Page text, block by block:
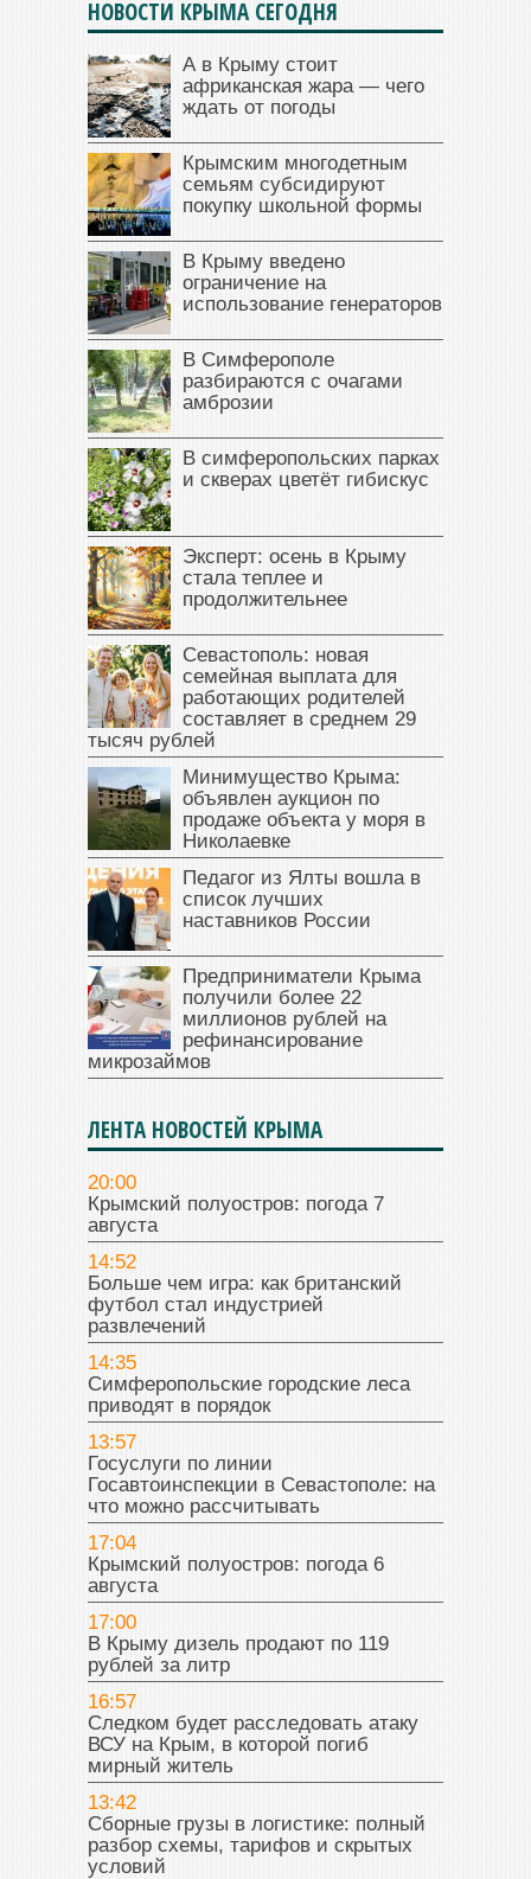
НОВОСТИ КРЫМА СЕГОДНЯ
А в Крыму стоит
африканская жара — чего
ждать от погоды
Крымским многодетным
семьям субсидируют
покупку школьной формы
В Крыму введено
ограничение на
использование генераторов
В Симферополе
разбираются с очагами
амброзии
В симферопольских парках
и скверах цветёт гибискус
Эксперт: осень в Крыму
стала теплее и
продолжительнее
Севастополь: новая
семейная выплата для
работающих родителей
составляет в среднем 29
тысяч рублей
Минимущество Крыма:
объявлен аукцион по
продаже объекта у моря в
Николаевке
Педагог из Ялты вошла в
список лучших
наставников России
Предприниматели Крыма
получили более 22
миллионов рублей на
рефинансирование
микрозаймов
ЛЕНТА НОВОСТЕЙ КРЫМА
20:00
Крымский полуостров: погода 7
августа
14:52
Больше чем игра: как британский
футбол стал индустрией
развлечений
14:35
Симферопольские городские леса
приводят в порядок
13:57
Госуслуги по линии
Госавтоинспекции в Севастополе: на
что можно рассчитывать
17:04
Крымский полуостров: погода 6
августа
17:00
В Крыму дизель продают по 119
рублей за литр
16:57
Следком будет расследовать атаку
ВСУ на Крым, в которой погиб
мирный житель
13:42
Сборные грузы в логистике: полный
разбор схемы, тарифов и скрытых
условий